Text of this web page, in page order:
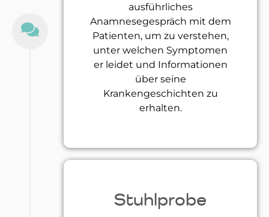
ausführliches
Anamnesegespräch mit dem
Patienten, um zu verstehen,
unter welchen Symptomen
er leidet und Informationen
über seine
Krankengeschichten zu
erhalten.
Stuhlprobe